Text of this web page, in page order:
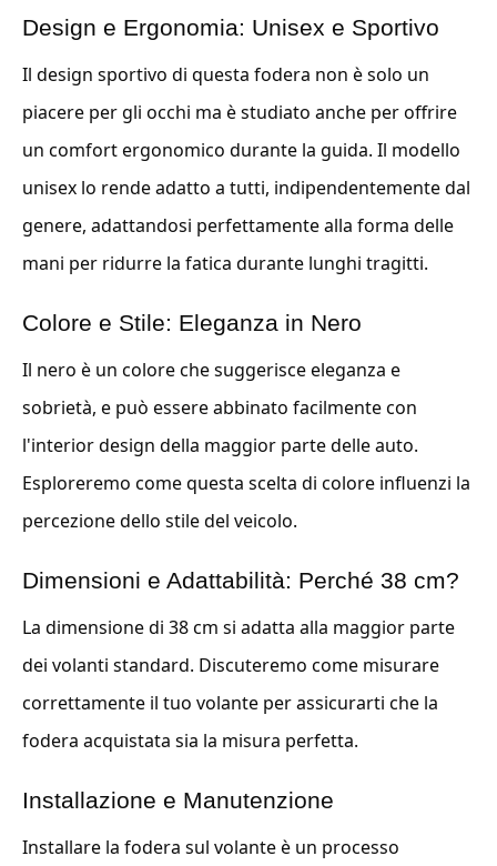
Design e Ergonomia: Unisex e Sportivo
Il design sportivo di questa fodera non è solo un
piacere per gli occhi ma è studiato anche per offrire
un comfort ergonomico durante la guida. Il modello
unisex lo rende adatto a tutti, indipendentemente dal
genere, adattandosi perfettamente alla forma delle
mani per ridurre la fatica durante lunghi tragitti.
Colore e Stile: Eleganza in Nero
Il nero è un colore che suggerisce eleganza e
sobrietà, e può essere abbinato facilmente con
l'interior design della maggior parte delle auto.
Esploreremo come questa scelta di colore influenzi la
percezione dello stile del veicolo.
Dimensioni e Adattabilità: Perché 38 cm?
La dimensione di 38 cm si adatta alla maggior parte
dei volanti standard. Discuteremo come misurare
correttamente il tuo volante per assicurarti che la
fodera acquistata sia la misura perfetta.
Installazione e Manutenzione
Installare la fodera sul volante è un processo